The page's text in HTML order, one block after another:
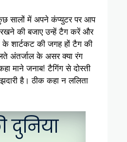
सालों में अपने कंप्युटर पर आप
रखने की बजाए उन्हें टैग करें और
के शार्टकट की जगह हों टैग की
अंतर्जाल के असर क्या रंग
माने जनाब! टैगिंग से दोस्ती
है। ठीक कहा न ललिता
दुनिया